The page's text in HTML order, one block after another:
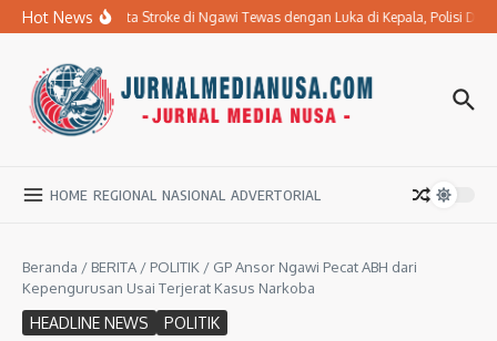
Lewati ke konten
Hot News
Ibu Penderita Stroke di Ngawi Tewas dengan Luka di Kepala, Polisi
HOME REGIONAL NASIONAL ADVERTORIAL
Beranda / BERITA / POLITIK / GP Ansor Ngawi Pecat ABH dari
Kepengurusan Usai Terjerat Kasus Narkoba
HEADLINE NEWS POLITIK